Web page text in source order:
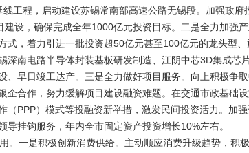
工程，启动建设苏锡常南部高速公路无锡段。加强政
建设，确保完成全年1000亿元投资目标。二是全力加强
式，着力引进一批投资超50亿元甚至100亿元的龙头型
深南电路半导体封装基板研发制造、江阴中芯3D集成
、早日竣工达产。三是全力做好项目服务。向上积极争
企合作，努力缓解项目建设融资难题。在交通市政基础
（PPP）模式等投融资新举措，激发民间投资活力。加
导挂钩服务，年内全市固定资产投资增长10%左右。
。一是积极创新消费供给。主动顺应消费升级趋势，积